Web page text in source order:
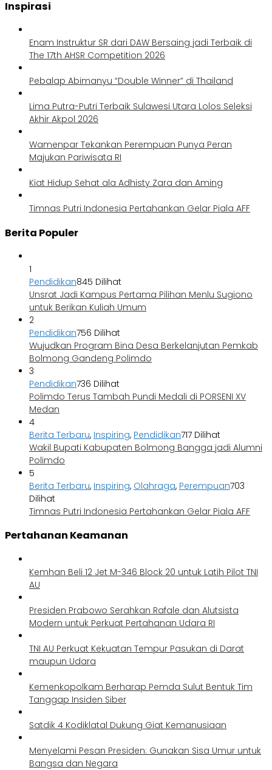
Inspirasi
Enam Instruktur SR dari DAW Bersaing jadi Terbaik di
The 17th AHSR Competition 2026
Pebalap Abimanyu “Double Winner” di Thailand
Lima Putra-Putri Terbaik Sulawesi Utara Lolos Seleksi
Akhir Akpol 2026
Wamenpar Tekankan Perempuan Punya Peran
Majukan Pariwisata RI
Kiat Hidup Sehat ala Adhisty Zara dan Aming
Timnas Putri Indonesia Pertahankan Gelar Piala AFF
Berita Populer
1
Pendidikan845 Dilihat
Unsrat Jadi Kampus Pertama Pilihan Menlu Sugiono
untuk Berikan Kuliah Umum
2
Pendidikan756 Dilihat
Wujudkan Program Bina Desa Berkelanjutan Pemkab
Bolmong Gandeng Polimdo
3
Pendidikan736 Dilihat
Polimdo Terus Tambah Pundi Medali di PORSENI XV
Medan
4
Berita Terbaru, Inspiring, Pendidikan717 Dilihat
Wakil Bupati Kabupaten Bolmong Bangga jadi Alumni
Polimdo
5
Berita Terbaru, Inspiring, Olahraga, Perempuan703
Dilihat
Timnas Putri Indonesia Pertahankan Gelar Piala AFF
Pertahanan Keamanan
Kemhan Beli 12 Jet M-346 Block 20 untuk Latih Pilot TNI
AU
Presiden Prabowo Serahkan Rafale dan Alutsista
Modern untuk Perkuat Pertahanan Udara RI
TNI AU Perkuat Kekuatan Tempur Pasukan di Darat
maupun Udara
Kemenkopolkam Berharap Pemda Sulut Bentuk Tim
Tanggap Insiden Siber
Satdik 4 Kodiklatal Dukung Giat Kemanusiaan
Menyelami Pesan Presiden: Gunakan Sisa Umur untuk
Bangsa dan Negara